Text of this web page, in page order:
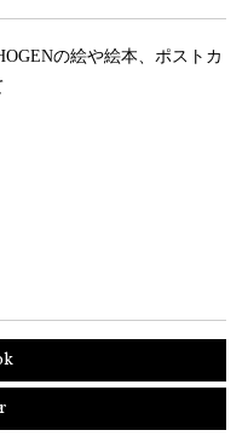
の絵や絵本、ポストカ